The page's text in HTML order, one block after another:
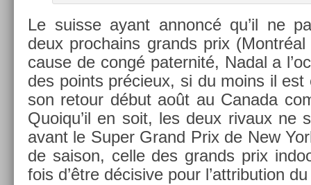
Le suis­se ayant an­noncé qu’il ne
deux pro­chains grands prix
cause de congé pater­nité, Nadal a
des points précieux, si du moins il
son re­tour début août au Canada
Quoiqu’il en soit, les deux rivaux ne
avant le Super Grand Prix de New
de saison, celle des grands prix
fois d’être décisive pour l’attribu­tion